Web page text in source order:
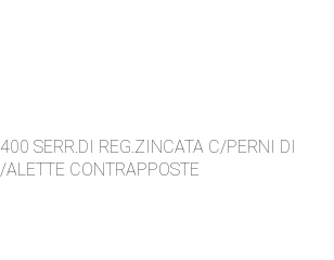
SERR.DI REG.ZINCATA C/PERNI DI
CONTRAPPOSTE